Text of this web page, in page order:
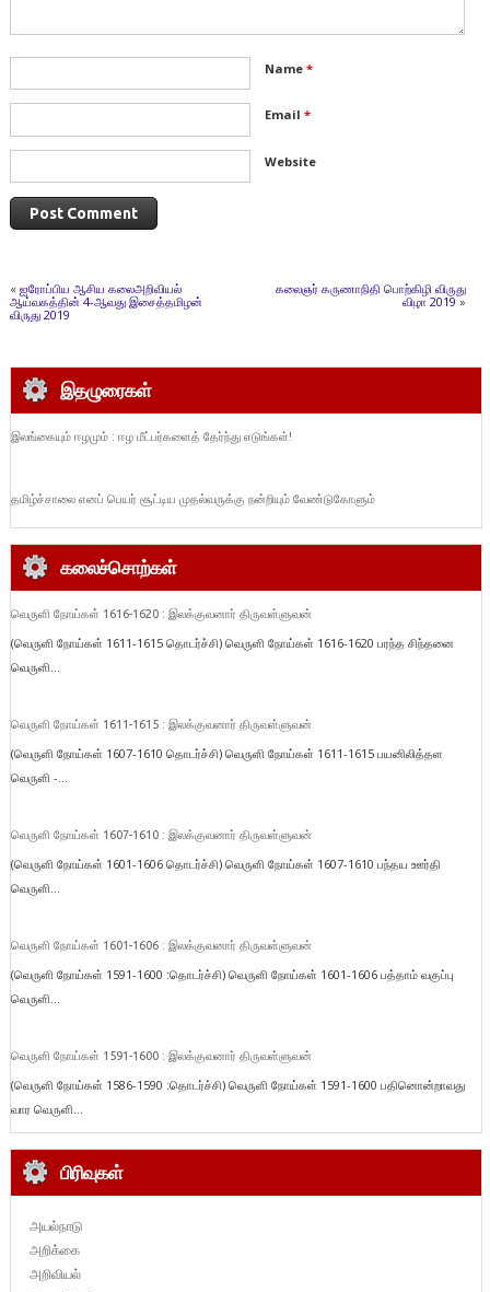
Name *
Email *
Website
« ஐரோப்பிய ஆசிய கலைஅறிவியல்
ஆய்வகத்தின் 4-ஆவது இசைத்தமிழன்
விருது 2019
கலைஞர் கருணாநிதி பொற்கிழி விருது
விழா 2019»
இதழுரைகள்
இலங்கையும் ஈழமும் : ஈழ மீட்பர்களைத் தேர்ந்து எடுங்கள்!
தமிழ்ச்சாலை எனப் பெயர் சூட்டிய முதல்வருக்கு நன்றியும் வேண்டுகோளும்
கலைச்சொற்கள்
வெருளி நோய்கள் 1616-1620 : இலக்குவனார் திருவள்ளுவன்
(வெருளி நோய்கள் 1611-1615 தொடர்ச்சி) வெருளி நோய்கள் 1616-1620 பரந்த சிந்தனை
வெருளி...
வெருளி நோய்கள் 1611-1615 : இலக்குவனார் திருவள்ளுவன்
(வெருளி நோய்கள் 1607-1610 தொடர்ச்சி) வெருளி நோய்கள் 1611-1615 பயனிலித்தள
வெருளி -...
வெருளி நோய்கள் 1607-1610 : இலக்குவனார் திருவள்ளுவன்
(வெருளி நோய்கள் 1601-1606 தொடர்ச்சி) வெருளி நோய்கள் 1607-1610 பந்தய ஊர்தி
வெருளி...
வெருளி நோய்கள் 1601-1606 : இலக்குவனார் திருவள்ளுவன்
(வெருளி நோய்கள் 1591-1600 :தொடர்ச்சி) வெருளி நோய்கள் 1601-1606 பத்தாம் வகுப்பு
வெருளி...
வெருளி நோய்கள் 1591-1600 : இலக்குவனார் திருவள்ளுவன்
(வெருளி நோய்கள் 1586-1590 :தொடர்ச்சி) வெருளி நோய்கள் 1591-1600 பதினொன்றாவது
வார வெருளி...
பிரிவுகள்
அயல்நாடு
அறிக்கை
அறிவியல்